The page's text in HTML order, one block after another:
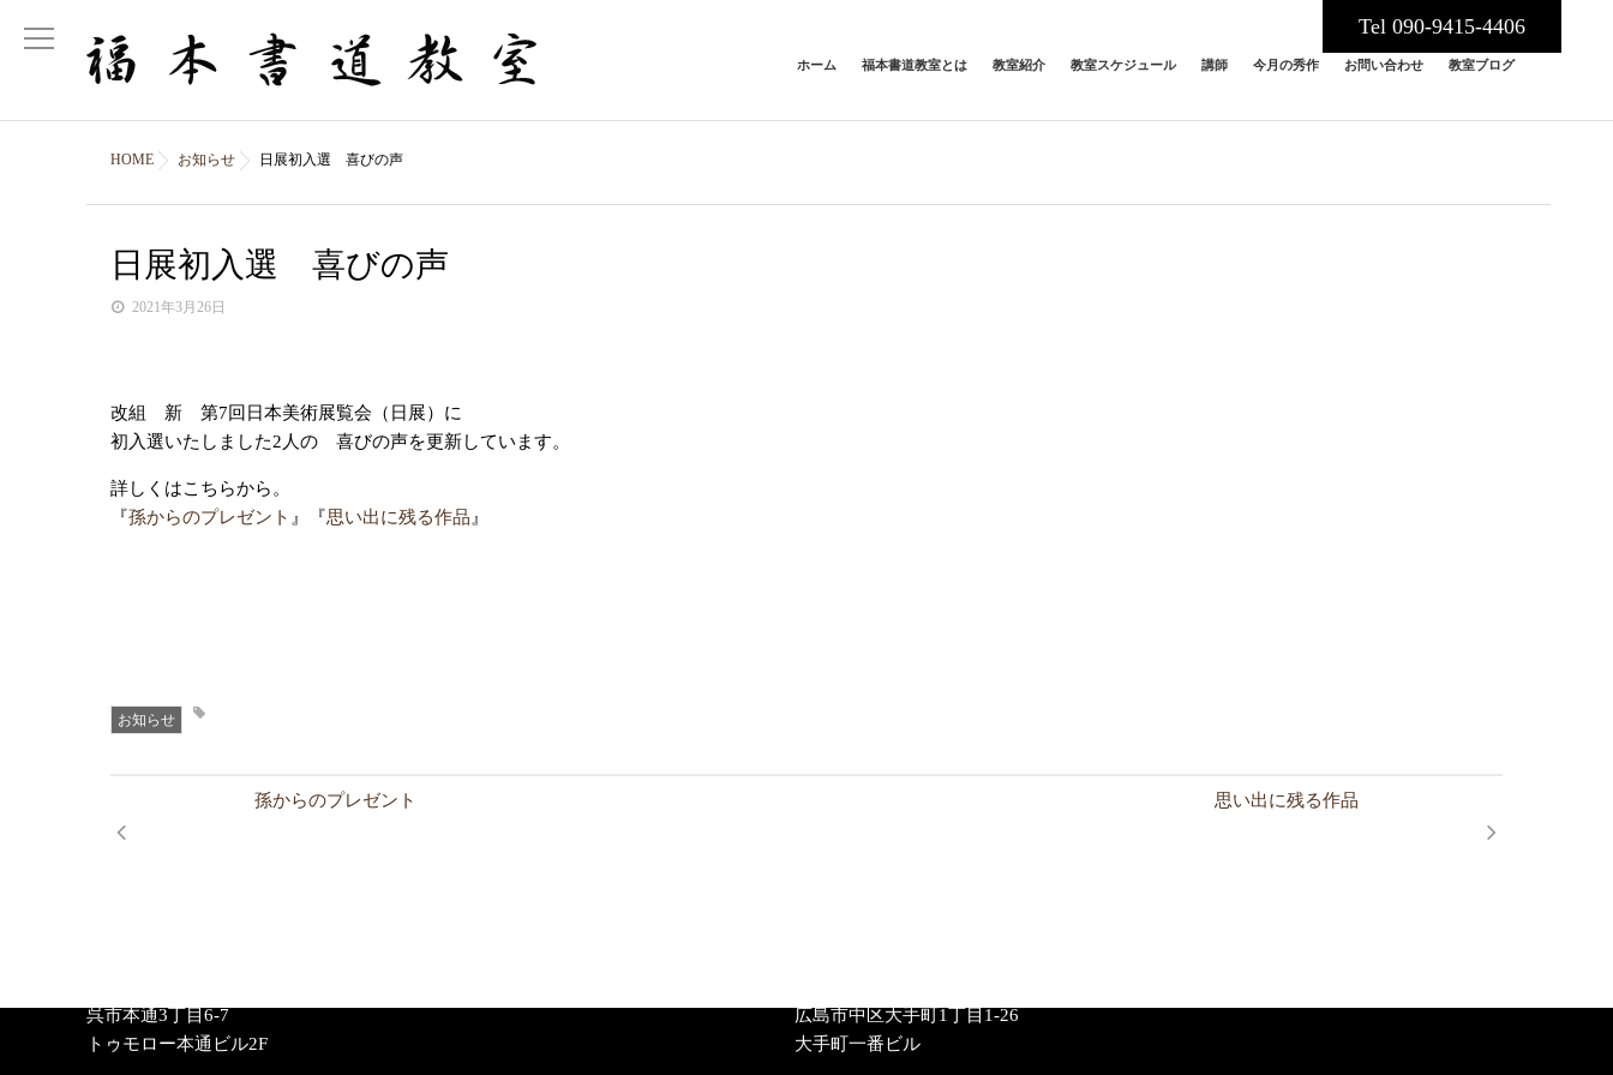
Tel 090-9415-4406
ホーム 福本書道教室とは 教室紹介 教室スケジュール 講師 今月の秀作 お問い合わせ 教室ブログ
HOME お知らせ 日展初入選 喜びの声
日展初入選 喜びの声
2021年3月26日
改組 新 第7回日本美術展覧会（日展）に
初入選いたしました2人の 喜びの声を更新しています。
詳しくはこちらから。
『孫からのプレゼント 』『思い出に残る作品 』
お知らせ
孫からのプレゼント 思い出に残る作品
呉市本通3丁目6-7
トゥモロー本通ビル2F
広島市中区大手町1丁目1-26
大手町一番ビル